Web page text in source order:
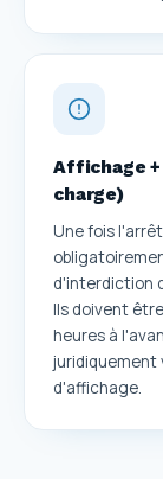
Affichage +
charge)
Une fois
d'interdiction
Ils doivent
heures à
juridiquement
d'affichage.